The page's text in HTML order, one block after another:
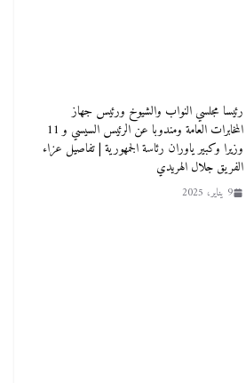
رئيسا مجلسي النواب والشيوخ ورئيس جهاز
المخابرات العامة ومندوبا عن الرئيس السيسي و 11
وزيرا وكبير ياوران رئاسة الجمهورية | تفاصيل عزاء
الفريق جلال الهريدي
9 يناير، 2025